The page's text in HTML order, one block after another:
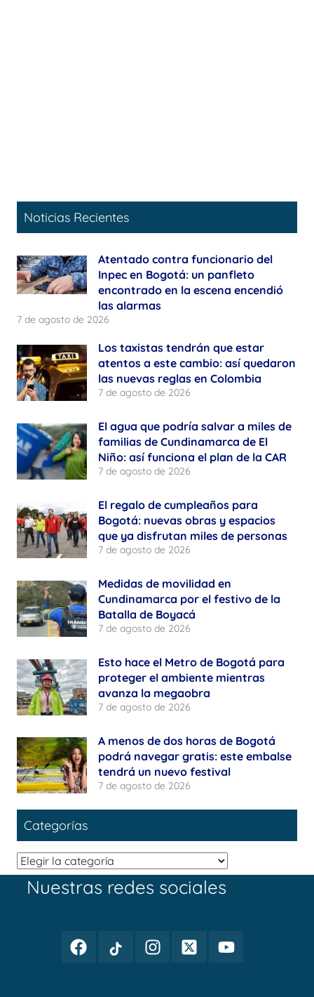
Noticias Recientes
Atentado contra funcionario del
Inpec en Bogotá: un panfleto
encontrado en la escena encendió
las alarmas
7 de agosto de 2026
Los taxistas tendrán que estar
atentos a este cambio: así quedaron
las nuevas reglas en Colombia
7 de agosto de 2026
El agua que podría salvar a miles de
familias de Cundinamarca de El
Niño: así funciona el plan de la CAR
7 de agosto de 2026
El regalo de cumpleaños para
Bogotá: nuevas obras y espacios
que ya disfrutan miles de personas
7 de agosto de 2026
Medidas de movilidad en
Cundinamarca por el festivo de la
Batalla de Boyacá
7 de agosto de 2026
Esto hace el Metro de Bogotá para
proteger el ambiente mientras
avanza la megaobra
7 de agosto de 2026
A menos de dos horas de Bogotá
podrá navegar gratis: este embalse
tendrá un nuevo festival
7 de agosto de 2026
Categorías
Categorías
Nuestras redes sociales
Facebook
Periodismo
TikTok
Periodismo
InstagramTwitterYoutube